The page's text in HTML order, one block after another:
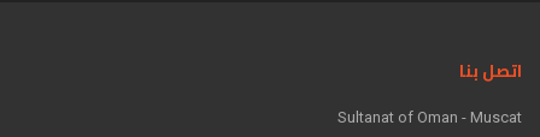
اتصل بنا
Sultanat of Oman - Muscat